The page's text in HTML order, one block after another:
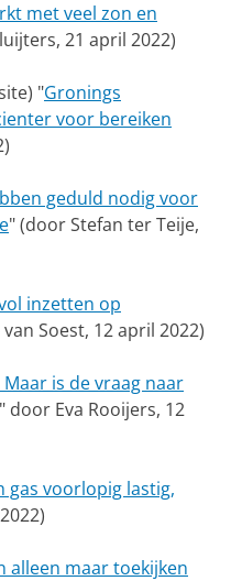
met veel zon en
21 april 2022)
"Gronings
voor bereiken
geduld nodig voor
" (door Stefan ter Teije,
inzetten op
Soest, 12 april 2022)
is de vraag naar
" door Eva Rooijers, 12
gas voorlopig lastig,
alleen maar toekijken